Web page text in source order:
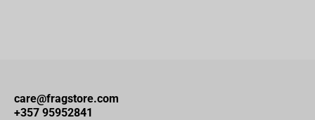
care@fragstore.com
+357 95952841